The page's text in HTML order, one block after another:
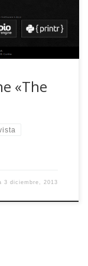
«The
3 diciembre, 2013